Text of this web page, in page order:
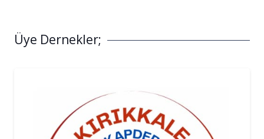
Üye Dernekler;